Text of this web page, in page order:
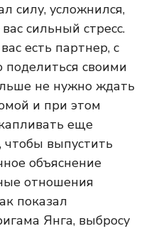
силу, усложнился,
сильный стресс.
есть партнер, с
своими
не нужно ждать
и при этом
еще
чтобы выпустить
объяснение
отношения
показал
Янга, выбросу